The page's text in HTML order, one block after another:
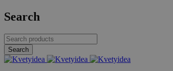
Search